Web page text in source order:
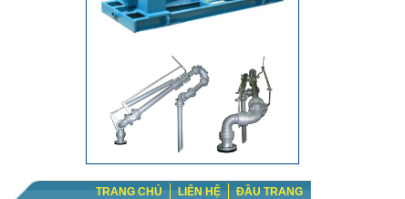
TRANG CHỦ LIÊN HỆ ĐẦU TRANG